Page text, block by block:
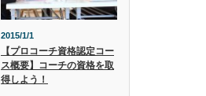
2015/1/1
【プロコーチ資格認定コー
ス概要】コーチの資格を取
得しよう！